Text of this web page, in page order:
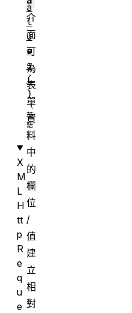
介
面
可
為
表
單
資
料
中
的
欄
位
/
值
建
立
相
對
a
l
u
e
s
(
)
X
M
L
H
tt
p
R
e
q
u
e